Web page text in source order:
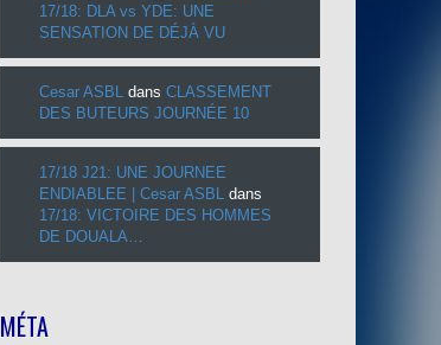
17/18: DLA vs YDE: UNE
SENSATION DE DÉJÀ VU
Cesar ASBL dans CLASSEMENT
DES BUTEURS JOURNÉE 10
17/18 J21: UNE JOURNEE
ENDIABLEE | Cesar ASBL dans
17/18: VICTOIRE DES HOMMES
DE DOUALA…
MÉTA